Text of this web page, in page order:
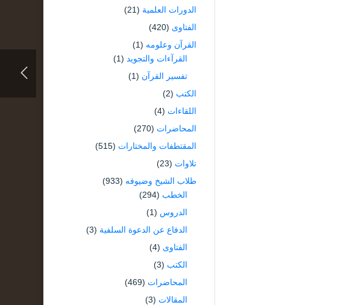
الدورات العلمية (21)
الفتاوى (420)
القرآن وعلومه (1)
القرآءات والتجويد (1)
تفسير القرآن (1)
الكتب (2)
اللقاءات (4)
المحاضرات (270)
المقتطفات والمختارات (515)
تلاوات (23)
طلاب الشيخ وضيوفه (933)
الخطب (294)
الدروس (1)
الدفاع عن الدعوة السلفية (3)
الفتاوى (4)
الكتب (3)
المحاضرات (469)
المقالات (3)